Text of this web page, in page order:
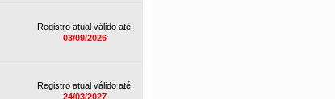
Registro atual válido até:
03/09/2026
Registro atual válido até:
24/03/2027